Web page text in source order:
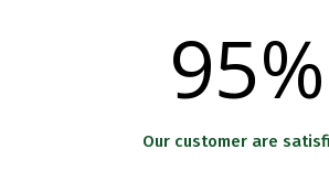
95%
Our customer are